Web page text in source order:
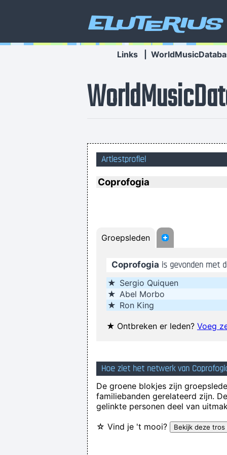
Eluterius
Links
I'm investing in a company that
I personally donated $2,500 to the
I Was Perceiving Myself As Good
Interesting Statement To
If this word "music" is sacred and
Drugs Are A Waste Of Time
It was a very formative time for me
Artiestprofiel
Coprofogia
Groepsleden
Coprofogia is gevonden met
★ Sergio Quiquen
★ Abel Morbo
★ Ron King
★ Ontbreken er leden? Voeg
Hoe ziet het netwerk van
De groene blokjes zijn
familiebanden gerelateerd zijn.
gelinkte personen deel van
☆ Vind je 't mooi?